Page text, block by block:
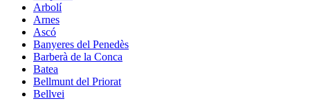
Arbolí
Arnes
Ascó
Banyeres del Penedès
Barberà de la Conca
Batea
Bellmunt del Priorat
Bellvei